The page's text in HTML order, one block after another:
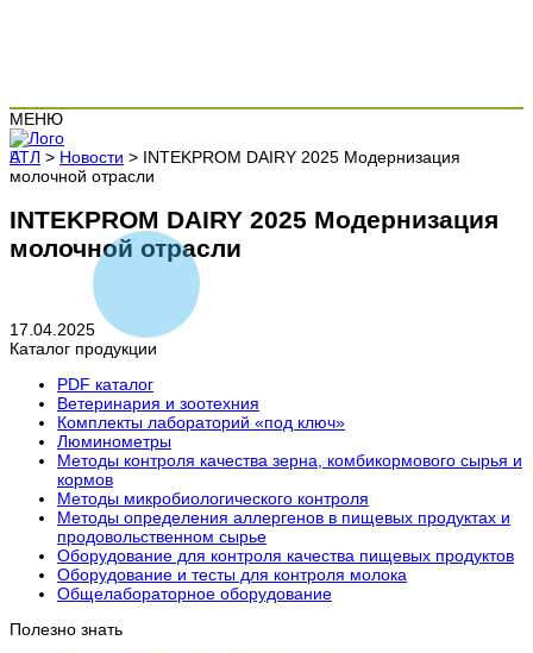
МЕНЮ
АТЛ > Новости > INTEKPROM DAIRY 2025 Модернизация
молочной отрасли
INTEKPROM DAIRY 2025 Модернизация
молочной отрасли
17.04.2025
Каталог продукции
PDF каталог
Ветеринария и зоотехния
Комплекты лабораторий «под ключ»
Люминометры
Методы контроля качества зерна, комбикормового сырья и
кормов
Методы микробиологического контроля
Методы определения аллергенов в пищевых продуктах и
продовольственном сырье
Оборудование для контроля качества пищевых продуктов
Оборудование и тесты для контроля молока
Общелабораторное оборудование
Полезно знать